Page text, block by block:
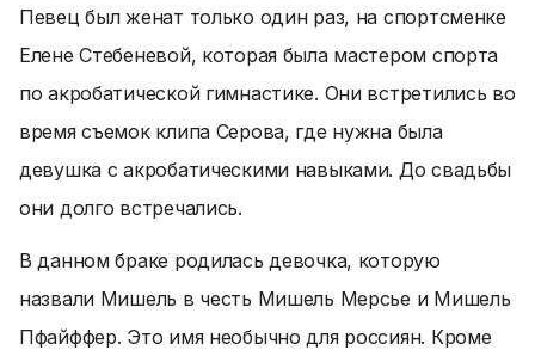
Певец был женат только один раз, на спортсменке
Елене Стебеневой, которая была мастером спорта
по акробатической гимнастике. Они встретились во
время съемок клипа Серова, где нужна была
девушка с акробатическими навыками. До свадьбы
они долго встречались.
В данном браке родилась девочка, которую
назвали Мишель в честь Мишель Мерсье и Мишель
Пфайффер. Это имя необычно для россиян. Кроме